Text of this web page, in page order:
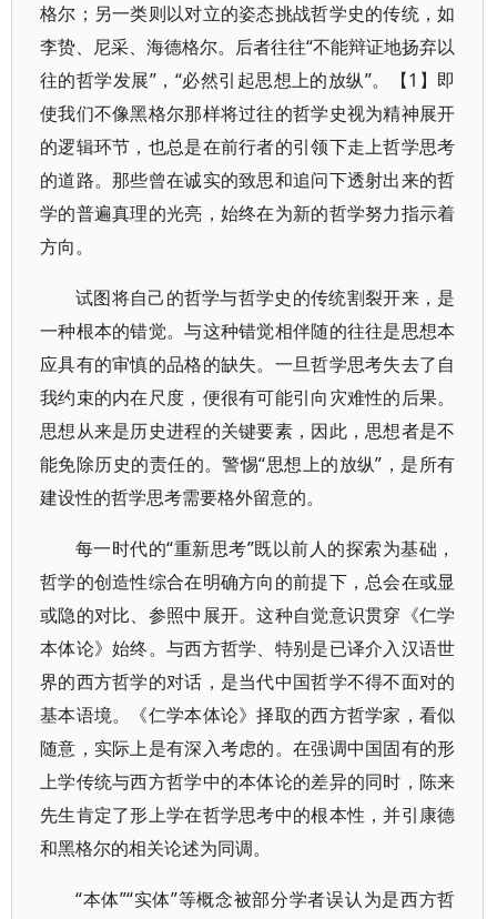
格尔；另一类则以对立的姿态挑战哲学史的传统，如
李贽、尼采、海德格尔。后者往往“不能辩证地扬弃以
往的哲学发展”，“必然引起思想上的放纵”。【1】即
使我们不像黑格尔那样将过往的哲学史视为精神展开
的逻辑环节，也总是在前行者的引领下走上哲学思考
的道路。那些曾在诚实的致思和追问下透射出来的哲
学的普遍真理的光亮，始终在为新的哲学努力指示着
方向。
试图将自己的哲学与哲学史的传统割裂开来，是
一种根本的错觉。与这种错觉相伴随的往往是思想本
应具有的审慎的品格的缺失。一旦哲学思考失去了自
我约束的内在尺度，便很有可能引向灾难性的后果。
思想从来是历史进程的关键要素，因此，思想者是不
能免除历史的责任的。警惕“思想上的放纵”，是所有
建设性的哲学思考需要格外留意的。
每一时代的“重新思考”既以前人的探索为基础，
哲学的创造性综合在明确方向的前提下，总会在或显
或隐的对比、参照中展开。这种自觉意识贯穿《仁学
本体论》始终。与西方哲学、特别是已译介入汉语世
界的西方哲学的对话，是当代中国哲学不得不面对的
基本语境。《仁学本体论》择取的西方哲学家，看似
随意，实际上是有深入考虑的。在强调中国固有的形
上学传统与西方哲学中的本体论的差异的同时，陈来
先生肯定了形上学在哲学思考中的根本性，并引康德
和黑格尔的相关论述为同调。
“本体”“实体”等概念被部分学者误认为是西方哲